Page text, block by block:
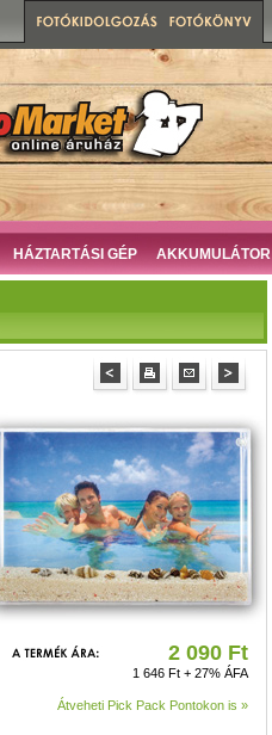
HÁZTARTÁSI GÉP AKKUMULÁTOR
2 090 Ft
1 646 Ft + 27% ÁFA
Átveheti Pick Pack Pontokon is »